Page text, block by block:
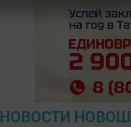
НОВОСТИ